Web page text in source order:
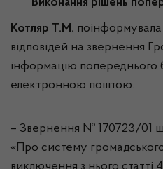
Виконання рішень
Котляр Т.М.
відповідей на звернення
інформацію попереднього
електронною поштою.
– Звернення № 170723/01
«Про систему громадського